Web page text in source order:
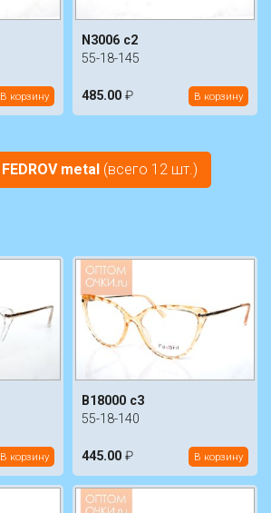
В корзину
N3006 c2
55-18-145
485.00 ₽ В корзину
FEDROV metal (всего 12 шт.)
В корзину
B18000 c3
55-18-140
445.00 ₽ В корзину